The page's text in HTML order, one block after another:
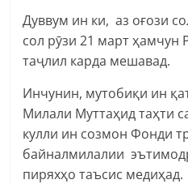
Дуввум ин ки, аз оғози
сол рӯзи 21 март ҳамчун
таҷлил карда мешавад.
Инчунин, мутобиқи ин
Милали Муттаҳид таҳти
кулли ин созмон Фонди
байналмилалии
пиряхҳо таъсис медиҳад.